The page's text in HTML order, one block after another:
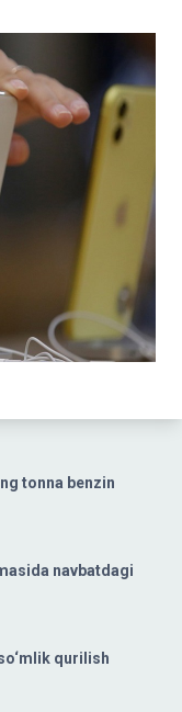
tonna benzin
navbatdagi
qurilish